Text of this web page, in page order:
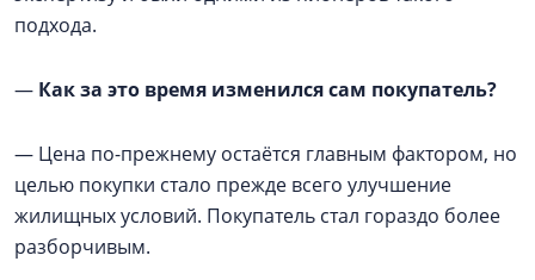
подхода.
— Как за это время изменился сам покупатель?
— Цена по-прежнему остаётся главным фактором, но
целью покупки стало прежде всего улучшение
жилищных условий. Покупатель стал гораздо более
разборчивым.